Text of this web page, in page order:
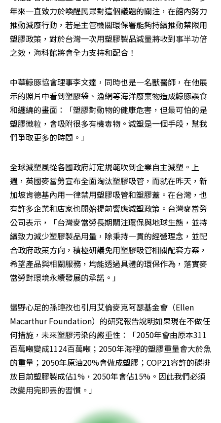
年來一直致力於喚醒民眾對這個議題的關注，在館內努力
推動減廢行動，若是主管機關環保署能夠持續推動禁限用
塑膠政策，對於台灣一次用塑膠製品減量將收到事半功倍
之效，海科館將會全力支持和配合！
中華鯨豚協會理事李文達，同時也是一名獸醫師，在他展
示的照片中看到塑膠袋、漁網等海洋廢棄物造成鯨豚誤食
和纏繞的畫面：「塑膠對動物的健康危害，但最可怕的是
塑膠微粒，會吸附很多有機毒物。減塑是一個手段，幫我
們爭取更多的時間。」
全球減塑風從各國政府訂定規範吹到企業自主減塑。上
週，英國麥當勞宣布全面淘汰塑膠吸管，而就在昨天，新
加坡肯德基內用一律禁用塑膠吸管和塑膠蓋。在台灣，也
有許多企業和店家也開始提前響應減塑政策。台灣麥當勞
公司表示，「台灣麥當勞長期關注環保與地球生態，並持
續致力減少塑膠製品用量，除秉持一貫的經營理念，並配
合政府政策方向，積極研議免用塑膠吸管相關配套方案，
希望產品與相關服務，均能透過具體的環保作為，落實麥
當勞對環境永續發展的承諾。」
蠻野心足的孫瑋孜也引用艾倫麥克阿瑟基金會（Ellen
Macarthur Foundation）的研究報告說明如果現在不做任
何措施，未來塑膠污染的嚴重性：「2050年會由原本311
百萬噸變成1124百萬噸；2050年海裡的塑膠重量會大於魚
的重量；2050年原油20%會做成塑膠；COP21容許的碳排
放目前塑膠製成佔1%，2050年會佔15%。因此我們必須
改變用完即丟的習慣。」